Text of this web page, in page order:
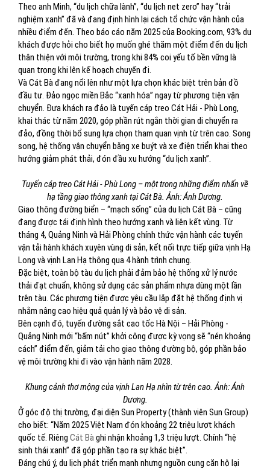
Theo anh Minh, “du lịch chữa lành”, “du lịch net zero” hay “trải
nghiệm xanh” đã và đang định hình lại cách tổ chức vận hành của
nhiều điểm đến. Theo báo cáo năm 2025 của Booking.com, 93% du
khách được hỏi cho biết họ muốn ghé thăm một điểm đến du lịch
thân thiện với môi trường, trong khi 84% coi yếu tố bền vững là
quan trọng khi lên kế hoạch chuyến đi.
Và Cát Bà đang nổi lên như một lựa chọn khác biệt trên bản đồ
đầu tư. Đảo ngọc miền Bắc “xanh hóa” ngay từ phương tiện vận
chuyển. Đưa khách ra đảo là tuyến cáp treo Cát Hải - Phù Long,
khai thác từ năm 2020, góp phần rút ngắn thời gian di chuyển ra
đảo, đồng thời bổ sung lựa chọn tham quan vịnh từ trên cao. Song
song, hệ thống vận chuyển bằng xe buýt và xe điện triển khai theo
hướng giảm phát thải, đón đầu xu hướng “du lịch xanh”.
Tuyến cáp treo Cát Hải - Phù Long – một trong những điểm nhấn về
hạ tầng giao thông xanh tại Cát Bà. Ảnh: Ánh Dương.
Giao thông đường biển – “mạch sống” của du lịch Cát Bà – cũng
đang được tái định hình theo hướng xanh và liên kết vùng. Từ
tháng 4, Quảng Ninh và Hải Phòng chính thức vận hành các tuyến
vận tải hành khách xuyên vùng di sản, kết nối trực tiếp giữa vịnh Hạ
Long và vịnh Lan Hạ thông qua 4 hành trình chung.
Đặc biệt, toàn bộ tàu du lịch phải đảm bảo hệ thống xử lý nước
thải đạt chuẩn, không sử dụng các sản phẩm nhựa dùng một lần
trên tàu. Các phương tiện được yêu cầu lắp đặt hệ thống định vị
nhằm nâng cao hiệu quả quản lý và bảo vệ di sản.
Bên cạnh đó, tuyến đường sắt cao tốc Hà Nội – Hải Phòng -
Quảng Ninh mới “bấm nút” khởi công được kỳ vọng sẽ “nén khoảng
cách” điểm đến, giảm tải cho giao thông đường bộ, góp phần bảo
vệ môi trường khi đi vào vận hành năm 2028.
Khung cảnh thơ mộng của vịnh Lan Hạ nhìn từ trên cao. Ảnh: Ánh
Dương.
Ở góc độ thị trường, đại diện Sun Property (thành viên Sun Group)
cho biết: “Năm 2025 Việt Nam đón khoảng 22 triệu lượt khách
quốc tế. Riêng Cát Bàghi nhận khoảng 1,3 triệu lượt. Chính “hệ
sinh thái xanh” đã góp phần tạo ra sự khác biệt”.
Đáng chú ý, du lịch phát triển mạnh nhưng nguồn cung căn hộ lại